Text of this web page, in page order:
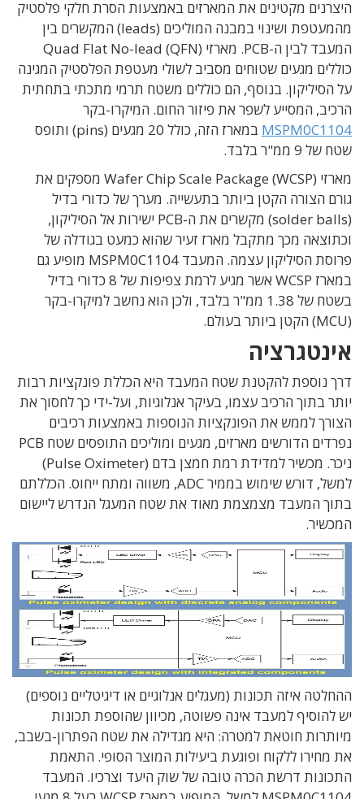
היצרנים מקטינים את המארזים באמצעות הסרת חלקי פלסטיק
מהמעטפת ושינוי במבנה המוליכים (leads) המקשרים בין
המעבד לבין ה-PCB. מארזי Quad Flat No-lead (QFN)
כוללים מגעים שטוחים מסביב לשולי מעטפת הפלסטיק המגינה
על הסיליקון. בנוסף, הם כוללים משטח תרמי מתכתי בתחתית
הרכיב, המסייע לשפר את פיזור החום. המיקרו-בקר
MSPM0C1104
במארז הזה, כולל 20 מגעים (pins) ותופס
שטח של 9 ממ"ר בלבד.
מארזי Wafer Chip Scale Package (WCSP) מספקים את
גורם הצורה הקטן ביותר בתעשייה. מערך של כדורי בדיל
(solder balls) מקשרים את ה-PCB ישירות אל הסיליקון,
וכתוצאה מכך מתקבל מארז זעיר שהוא כמעט בגודלה של
פרוסת הסיליקון עצמה. המעבד MSPM0C1104 מופיע גם
במארז WCSP אשר מגיע לרמת צפיפות של 8 כדורי בדיל
בשטח של 1.38 ממ"ר בלבד, ולכן הוא נחשב למיקרו-בקר
(MCU) הקטן ביותר בעולם.
אינטגרציה
דרך נוספת להקטנת שטח המעבד היא הכללת פונקציות רבות
יותר בתוך הרכיב עצמו, בעיקר אנלוגיות, ועל-ידי כך לחסוך את
הצורך לממש את הפונקציות הנוספות באמצעות רכיבים
נפרדים הדורשים מארזים, מגעים ומוליכים התופסים שטח PCB
ניכר. מכשיר למדידת רמת חמצן בדם (Pulse Oximeter)
למשל, דורש שימוש בממיר ADC, משווה ומתח ייחוס. הכללתם
בתוך המעבד מצמצמת מאוד את שטח המעגל הנדרש ליישום
המכשיר.
ההחלטה איזה תכונות (מעגלים אנלוגיים או דיגיטליים נוספים)
יש להוסיף למעבד אינה פשוטה, מכיוון שהוספת תכונות
מיותרות חוטאת למטרה: היא מגדילה את שטח הפתרון-בשבב,
את מחירו ללקוח ופוגעת ביעילות המוצר הסופי. התאמת
התכונות דרשת הכרה טובה של שוק היעד וצרכיו. המעבד